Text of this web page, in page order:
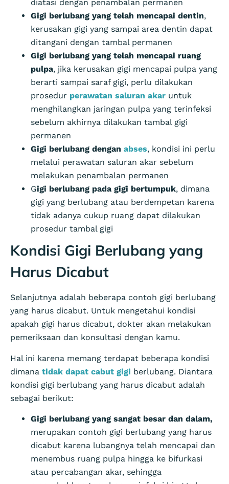
diatasi dengan penambalan permanen
Gigi berlubang yang telah mencapai dentin,
kerusakan gigi yang sampai area dentin dapat
ditangani dengan tambal permanen
Gigi berlubang yang telah mencapai ruang
pulpa, jika kerusakan gigi mencapai pulpa yang
berarti sampai saraf gigi, perlu dilakukan
prosedur perawatan saluran akar untuk
menghilangkan jaringan pulpa yang terinfeksi
sebelum akhirnya dilakukan tambal gigi
permanen
Gigi berlubang dengan abses, kondisi ini perlu
melalui perawatan saluran akar sebelum
melakukan penambalan permanen
Gigi berlubang pada gigi bertumpuk, dimana
gigi yang berlubang atau berdempetan karena
tidak adanya cukup ruang dapat dilakukan
prosedur tambal gigi
Kondisi Gigi Berlubang yang
Harus Dicabut
Selanjutnya adalah beberapa contoh gigi berlubang
yang harus dicabut. Untuk mengetahui kondisi
apakah gigi harus dicabut, dokter akan melakukan
pemeriksaan dan konsultasi dengan kamu.
Hal ini karena memang terdapat beberapa kondisi
dimana tidak dapat cabut gigi berlubang. Diantara
kondisi gigi berlubang yang harus dicabut adalah
sebagai berikut:
Gigi berlubang yang sangat besar dan dalam,
merupakan contoh gigi berlubang yang harus
dicabut karena lubangnya telah mencapai dan
menembus ruang pulpa hingga ke bifurkasi
atau percabangan akar, sehingga